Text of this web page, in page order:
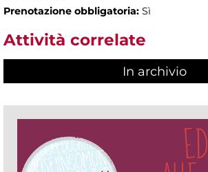
Prenotazione obbligatoria: Sì
Attività correlate
In archivio